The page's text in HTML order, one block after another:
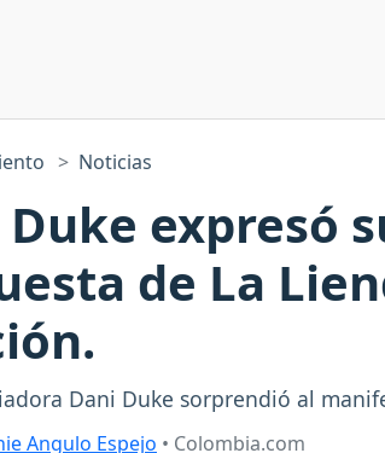
Noticias
expresó
de La
Dani Duke sorprendió al
Angulo Espejo • Colombia.com